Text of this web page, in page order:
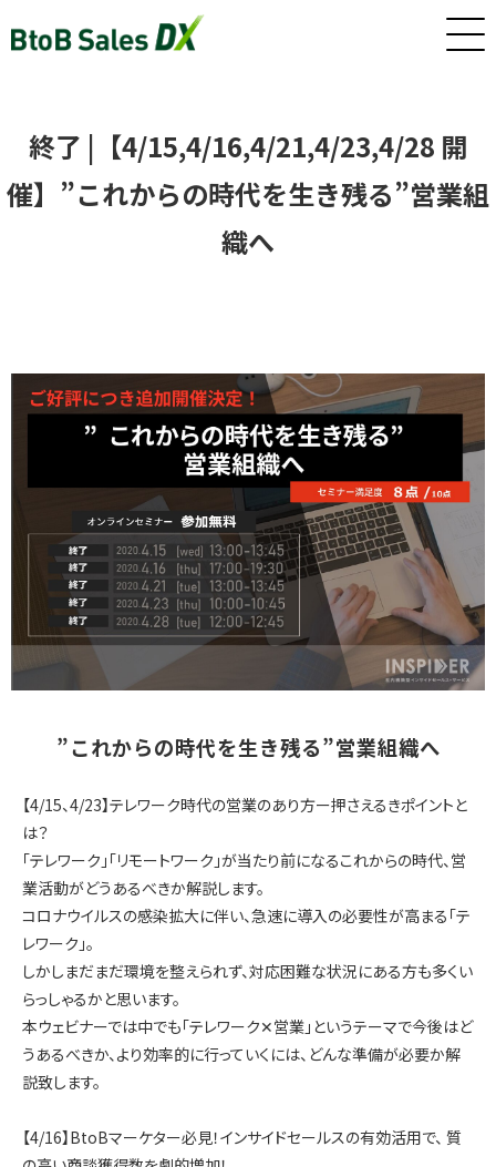
サービス
新卒・若手向けインサイドセールス研修・トレーニング
インサイドセールス 改善伴走プログラム
インサイドセールスBPO（業務委託/アウトソーシング）
インサイドセールスセルフマネジメント支援ツール（KPI・進
ナーチャリングコンテンツ内製化支援（資料・動画）
BtoBマーケティング基礎研修（ゲーム体験型）
導入事例
選ばれる理由
私たちの理念
終了 |【4/15,4/16,4/21,4/23,4/28 開
催】”これからの時代を生き残る”営業組
織へ
”これからの時代を生き残る”営業組織へ
【4/15、4/23】テレワーク時代の営業のあり方ー押さえるきポイントと
は？
「テレワーク」「リモートワーク」が当たり前になるこれからの時代、営
業活動がどうあるべきか解説します。
コロナウイルスの感染拡大に伴い、急速に導入の必要性が高まる「テ
レワーク」。
しかしまだまだ環境を整えられず、対応困難な状況にある方も多くい
らっしゃるかと思います。
本ウェビナーでは中でも「テレワーク✕営業」というテーマで今後はど
うあるべきか、より効率的に行っていくには、どんな準備が必要か解
説致します。
【4/16】BtoBマーケター必見！インサイドセールスの有効活用で、 質